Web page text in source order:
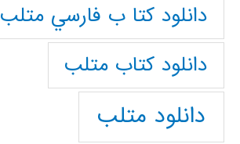
دانلود كتا ب فارسي متلب
دانلود كتاب متلب
دانلود متلب